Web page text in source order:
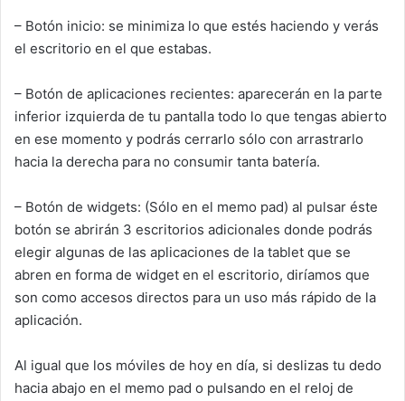
– Botón inicio: se minimiza lo que estés haciendo y verás
el escritorio en el que estabas.
– Botón de aplicaciones recientes: aparecerán en la parte
inferior izquierda de tu pantalla todo lo que tengas abierto
en ese momento y podrás cerrarlo sólo con arrastrarlo
hacia la derecha para no consumir tanta batería.
– Botón de widgets: (Sólo en el memo pad) al pulsar éste
botón se abrirán 3 escritorios adicionales donde podrás
elegir algunas de las aplicaciones de la tablet que se
abren en forma de widget en el escritorio, diríamos que
son como accesos directos para un uso más rápido de la
aplicación.
Al igual que los móviles de hoy en día, si deslizas tu dedo
hacia abajo en el memo pad o pulsando en el reloj de